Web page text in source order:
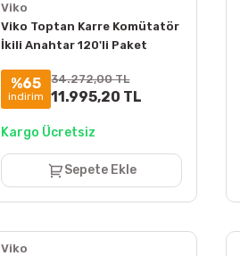
Viko
Viko Toptan Karre Komütatör
İkili Anahtar 120'li Paket
%65
indirim
34.272,00 TL
11.995,20 TL
Kargo Ücretsiz
Sepete Ekle
Viko